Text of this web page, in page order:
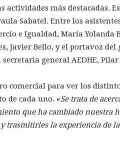
actividades más destacadas.
Sabatel. Entre los
e Igualdad, María Yolanda
Javier Bello, y el portavoz
general AEDHE, Pilar
comercial para ver los
de cada uno. «Se trata de
que ha cambiado nuestra
trasmitirles la experiencia de